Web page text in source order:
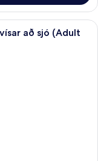
á míníbar,
að sjó (Adult